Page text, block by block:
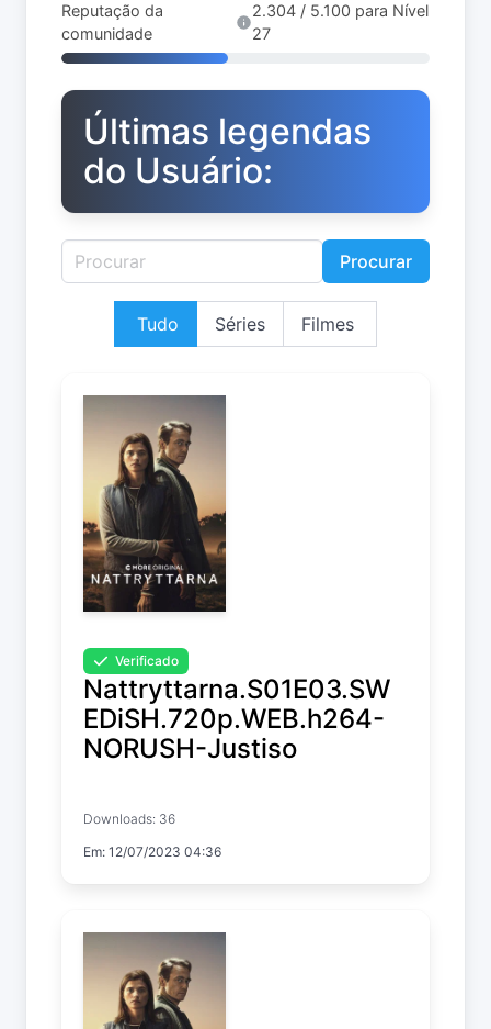
Reputação da
comunidade
2.304 / 5.100 para Nível
27
Últimas legendas
do Usuário:
Procurar
Tudo Séries Filmes
Verificado
Nattryttarna.S01E03.SW
EDiSH.720p.WEB.h264-
NORUSH-Justiso
Temp. 1 EP. 3
Downloads: 36
Em: 12/07/2023 04:36